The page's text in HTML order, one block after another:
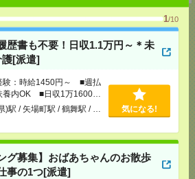
1/10
歴書も不要！日収1.1万円～＊未
[派遣]
験：時給1450円～ ■週払
内OK ■日収1万1600円
)駅 / 矢場町駅 / 鶴舞駅 / … 気になる!
グ募集】おばあちゃんのお散歩
事の1つ[派遣]
応募ページへ
電話応募
LINE で送る